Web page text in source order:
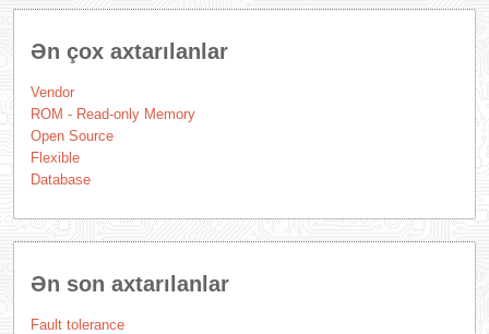
Ən çox axtarılanlar
Vendor
ROM - Read-only Memory
Open Source
Flexible
Database
Ən son axtarılanlar
Fault tolerance